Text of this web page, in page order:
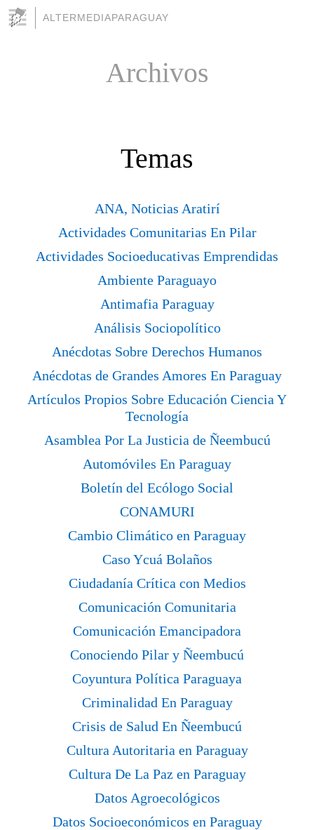
ALTERMEDIAPARAGUAY
Archivos
Temas
ANA, Noticias Aratirí
Actividades Comunitarias En Pilar
Actividades Socioeducativas Emprendidas
Ambiente Paraguayo
Antimafia Paraguay
Análisis Sociopolítico
Anécdotas Sobre Derechos Humanos
Anécdotas de Grandes Amores En Paraguay
Artículos Propios Sobre Educación Ciencia Y
Tecnología
Asamblea Por La Justicia de Ñeembucú
Automóviles En Paraguay
Boletín del Ecólogo Social
CONAMURI
Cambio Climático en Paraguay
Caso Ycuá Bolaños
Ciudadanía Crítica con Medios
Comunicación Comunitaria
Comunicación Emancipadora
Conociendo Pilar y Ñeembucú
Coyuntura Política Paraguaya
Criminalidad En Paraguay
Crisis de Salud En Ñeembucú
Cultura Autoritaria en Paraguay
Cultura De La Paz en Paraguay
Datos Agroecológicos
Datos Socioeconómicos en Paraguay